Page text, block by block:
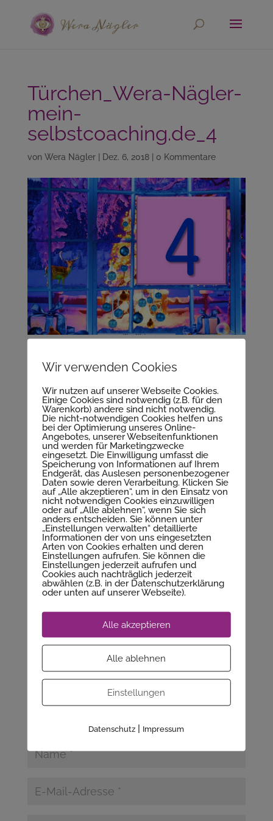
Türchen_Wera-Nägler-
mein-
selbstcoaching.de_4
von Wera Nägler| Dez. 6, 2018| 0 Kommentare
Kommentar absenden
Deine E-Mail-Adresse wird nicht veröffentlicht.
Erforderliche Felder sind mit*markiert
Wir verwenden Cookies
Wir nutzen auf unserer Webseite Cookies.
Einige Cookies sind notwendig (z.B. für den
Warenkorb) andere sind nicht notwendig.
Die nicht-notwendigen Cookies helfen uns
bei der Optimierung unseres Online-
Angebotes, unserer Webseitenfunktionen
und werden für Marketingzwecke
eingesetzt. Die Einwilligung umfasst die
Speicherung von Informationen auf Ihrem
Endgerät, das Auslesen personenbezogener
Daten sowie deren Verarbeitung. Klicken Sie
auf „Alle akzeptieren“, um in den Einsatz von
nicht notwendigen Cookies einzuwilligen
oder auf „Alle ablehnen“, wenn Sie sich
anders entscheiden. Sie können unter
„Einstellungen verwalten“ detaillierte
Informationen der von uns eingesetzten
Arten von Cookies erhalten und deren
Einstellungen aufrufen. Sie können die
Einstellungen jederzeit aufrufen und
Cookies auch nachträglich jederzeit
abwählen (z.B. in der Datenschutzerklärung
oder unten auf unserer Webseite).
Alle akzeptieren
Alle ablehnen
Einstellungen
Datenschutz | Impressum